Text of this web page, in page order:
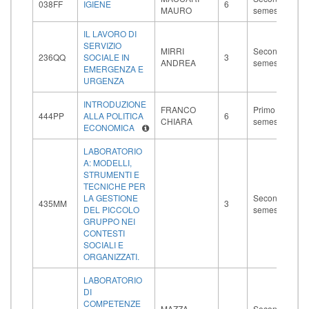
038FF IGIENE
MAURO
6
semestre
236QQ
IL LAVORO DI
SERVIZIO
SOCIALE IN
EMERGENZA E
URGENZA
MIRRI
ANDREA
3
Secondo
semestre
444PP
INTRODUZIONE
ALLA POLITICA
ECONOMICA
FRANCO
CHIARA
6
Primo
semestre
435MM
LABORATORIO
A: MODELLI,
STRUMENTI E
TECNICHE PER
LA GESTIONE
DEL PICCOLO
GRUPPO NEI
CONTESTI
SOCIALI E
ORGANIZZATI.
3
Secondo
semestre
LABORATORIO
DI
COMPETENZE